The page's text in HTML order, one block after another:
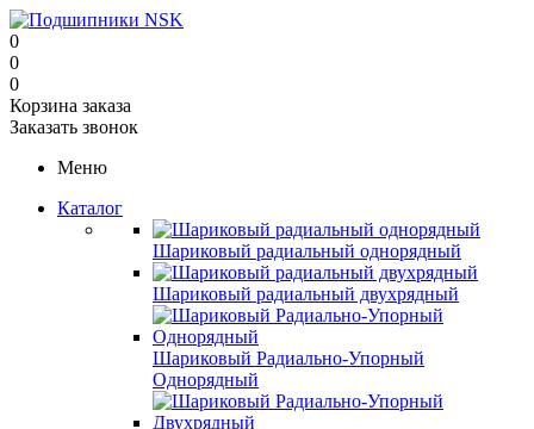
0
0
0
Корзина заказа
Заказать звонок
Меню
Каталог
Шариковый радиальный однорядный
Шариковый радиальный двухрядный
Шариковый Радиально-Упорный
Однорядный